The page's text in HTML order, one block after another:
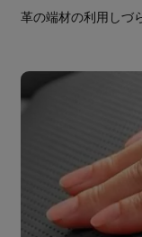
革の端材の利用しづ